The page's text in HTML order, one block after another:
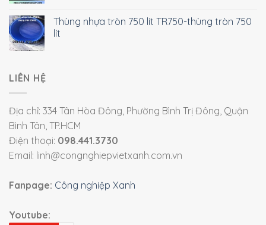
Thùng nhựa tròn 750 lít TR750-thùng tròn 750
lít
LIÊN HỆ
Địa chỉ: 334 Tân Hòa Đông, Phường Bình Trị Đông, Quận
Bình Tân, TP.HCM
Điện thoại: 098.441.3730
Email: linh@congnghiepvietxanh.com.vn
Fanpage: Công nghiệp Xanh
Youtube: